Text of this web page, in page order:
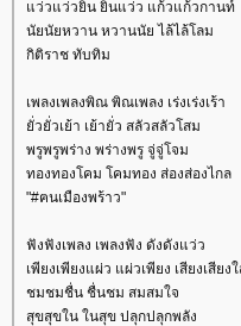
ว่วแว่วยิน ยินแว่ว แก้วแก้วกานท์
นัยนัยหวาน หวานนัย ไล้ไล้โลม
กิติราช ทับทิม
เพลงเพลงพิณ พิณเพลง เร่งเร่งเร้า
ั่วยั่วเย้า เย้ายั่ว สลัวสลัวโสม
พรูพรูพร่าง พร่างพรู จู่จู่โจม
ทองทองโคม โคมทอง ส่องส่องไกล
"#ฅนเมืองพร้าว"
ฟังฟังเพลง เพลงฟัง ดังดังแว่ว
เพียงเพียงแผ่ว แผ่วเพียง เสียงเสียง
ชมชมชื่น ชื่นชม สมสมใจ
สุขสุขใน ในสุข ปลุกปลุกพลัง